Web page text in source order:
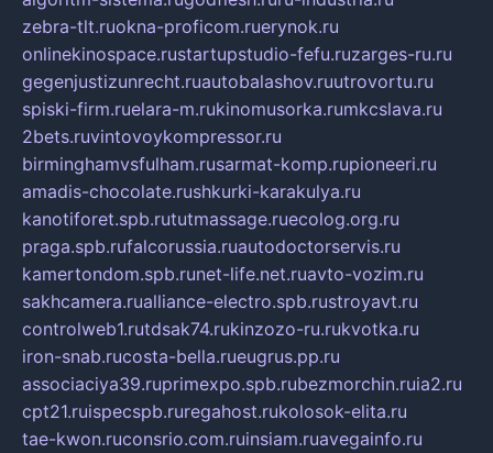
zebra-tlt.ruokna-proficom.ruerynok.ru
onlinekinospace.rustartupstudio-fefu.ruzarges-ru.ru
gegenjustizunrecht.ruautobalashov.ruutrovortu.ru
spiski-firm.ruelara-m.rukinomusorka.rumkcslava.ru
2bets.ruvintovoykompressor.ru
birminghamvsfulham.rusarmat-komp.rupioneeri.ru
amadis-chocolate.rushkurki-karakulya.ru
kanotiforet.spb.rututmassage.ruecolog.org.ru
praga.spb.rufalcorussia.ruautodoctorservis.ru
kamertondom.spb.runet-life.net.ruavto-vozim.ru
sakhcamera.rualliance-electro.spb.rustroyavt.ru
controlweb1.rutdsak74.rukinzozo-ru.rukvotka.ru
iron-snab.rucosta-bella.rueugrus.pp.ru
associaciya39.ruprimexpo.spb.rubezmorchin.ruia2.ru
cpt21.ruispecspb.ruregahost.rukolosok-elita.ru
tae-kwon.ruconsrio.com.ruinsiam.ruavegainfo.ru